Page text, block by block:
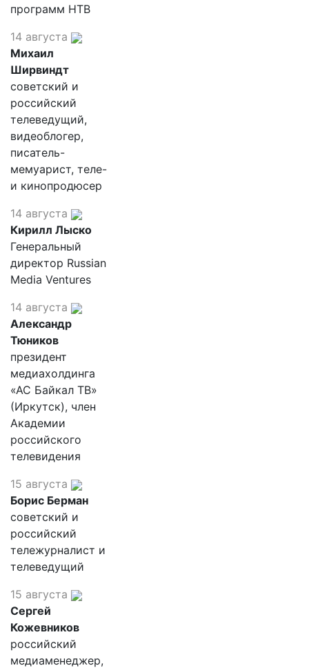
программ НТВ
14 августа
Михаил
Ширвиндт
советский и
российский
телеведущий,
видеоблогер,
писатель-
мемуарист, теле-
и кинопродюсер
14 августа
Кирилл Лыско
Генеральный
директор Russian
Media Ventures
14 августа
Александр
Тюников
президент
медиахолдинга
«АС Байкал ТВ»
(Иркутск), член
Академии
российского
телевидения
15 августа
Борис Берман
советский и
российский
тележурналист и
телеведущий
15 августа
Сергей
Кожевников
российский
медиаменеджер,